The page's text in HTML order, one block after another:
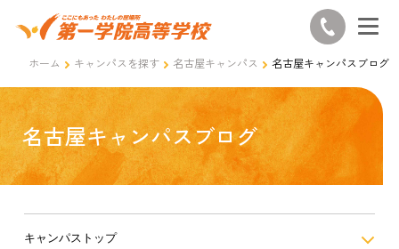
ホーム キャンパスを探す 名古屋キャンパス 名古屋キャンパスブログ
名古屋キャンパスブログ
キャンパストップ